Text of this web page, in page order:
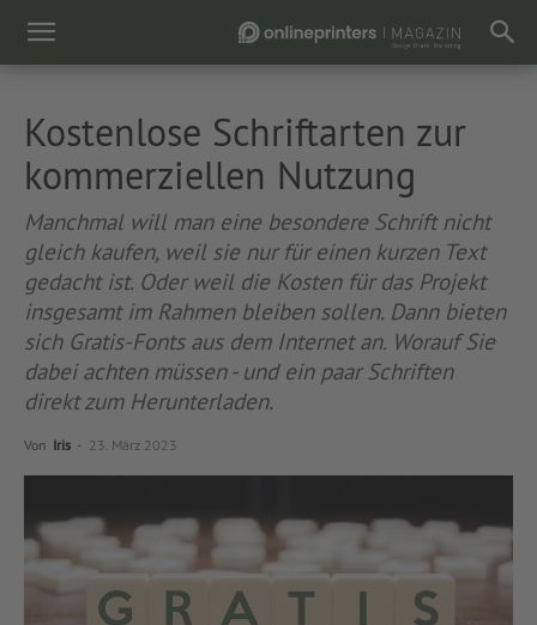
Kostenlose Schriftarten zur
kommerziellen Nutzung
Manchmal will man eine besondere Schrift nicht
gleich kaufen, weil sie nur für einen kurzen Text
gedacht ist. Oder weil die Kosten für das Projekt
insgesamt im Rahmen bleiben sollen. Dann bieten
sich Gratis-Fonts aus dem Internet an. Worauf Sie
dabei achten müssen - und ein paar Schriften
direkt zum Herunterladen.
Von Iris - 23. März 2023